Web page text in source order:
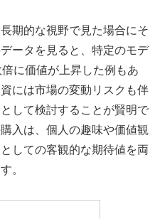
期的な視野で見た場合にそ
ータを見ると、特定のモデ
に価値が上昇した例もあ
には市場の変動リスクも伴
して検討することが賢明で
入は、個人の趣味や価値観
しての客観的な期待値を両
。